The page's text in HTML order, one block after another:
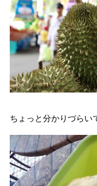
ちょっと分かりづらい